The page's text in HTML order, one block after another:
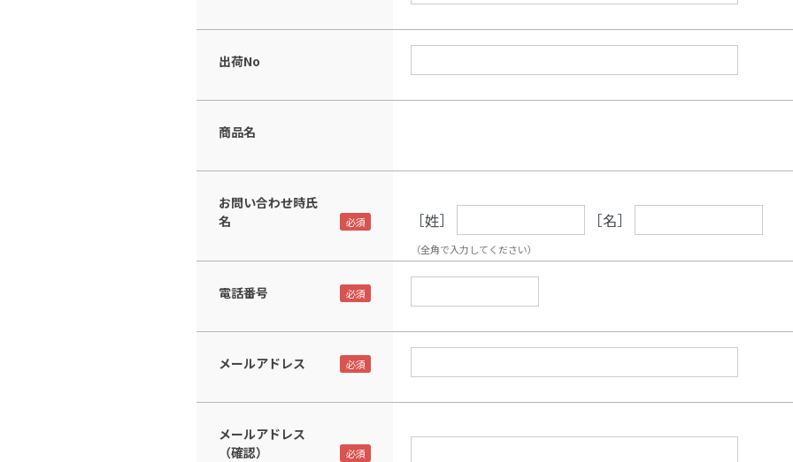
出荷No
商品名
お問い合わせ時氏
名
［姓］ ［名］
（全角で入力してください）
電話番号
メールアドレス
メールアドレス
（確認）